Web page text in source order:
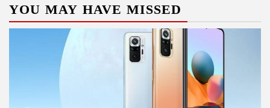
YOU MAY HAVE MISSED